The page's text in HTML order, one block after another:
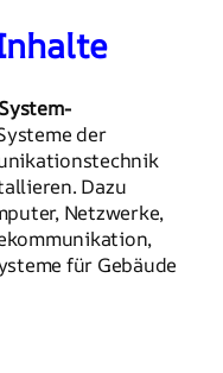
der
Dazu
Netzwerke,
für Gebäude